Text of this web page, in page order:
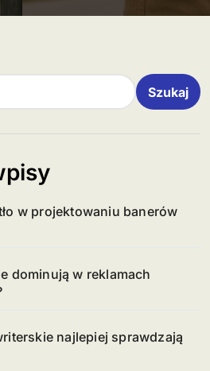
Szukaj
w projektowaniu banerów
dominują w reklamach
najlepiej sprawdzają